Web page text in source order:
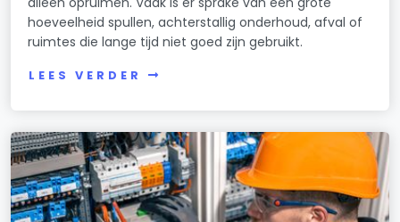
hoeveelheid spullen, achterstallig onderhoud, afval of
ruimtes die lange tijd niet goed zijn gebruikt.
LEES VERDER